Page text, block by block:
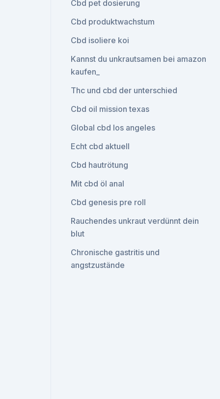
Cbd pet dosierung
Cbd produktwachstum
Cbd isoliere koi
Kannst du unkrautsamen bei amazon
kaufen_
Thc und cbd der unterschied
Cbd oil mission texas
Global cbd los angeles
Echt cbd aktuell
Cbd hautrötung
Mit cbd öl anal
Cbd genesis pre roll
Rauchendes unkraut verdünnt dein
blut
Chronische gastritis und
angstzustände